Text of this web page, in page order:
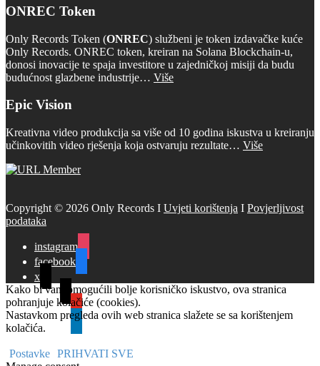
ONREC Token
Only Records Token (ONREC) službeni je token izdavačke kuće
Only Records. ONREC token, kreiran na Solana Blockchain-u,
donosi inovacije te spaja investitore u zajedničkoj misiji da budu
budućnost glazbene industrije… Više
Epic Vision
Kreativna video produkcija sa više od 10 godina iskustva u kreiranju
učinkovitih video rješenja koja ostvaruju rezultate… Više
Copyright © 2026 Only Records I Uvjeti korištenja I Povjerljivost
podataka
instagram
facebook
x
tiktok
youtube
linkedin
Kako bi vam omogućili bolje korisničko iskustvo, ova stranica
pohranjuje kolačiće (cookies).
Nastavkom pregleda ovih web stranica slažete se sa korištenjem
kolačića.
Postavke PRIHVATI SVE